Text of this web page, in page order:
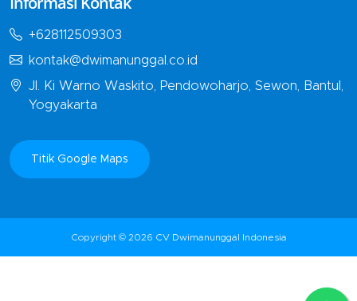
+628112509303
kontak@dwimanunggal.co.id
Jl. Ki Warno Waskito, Pendowoharjo, Sewon, Bantul,
Yogyakarta
Titik Google Maps
Copyright © 2026 CV Dwimanunggal Indonesia